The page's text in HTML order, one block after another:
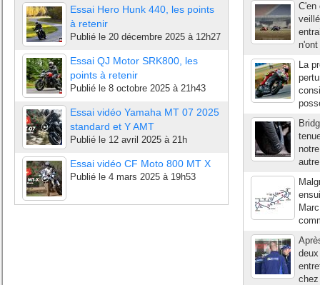
Essai Hero Hunk 440, les points
à retenir
Publié le 20 décembre 2025 à 12h27
Essai QJ Motor SRK800, les
points à retenir
Publié le 8 octobre 2025 à 21h43
Essai vidéo Yamaha MT 07 2025
standard et Y AMT
Publié le 12 avril 2025 à 21h
Essai vidéo CF Moto 800 MT X
Publié le 4 mars 2025 à 19h53
C'en
La